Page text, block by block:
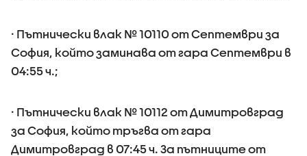
· Пътнически влак № 10110 от Септември за
София, който заминава от гара Септември в
04:55 ч.;
· Пътнически влак № 10112 от Димитровград
за София, който тръгва от гара
Димитровград в 07:45 ч. За пътниците от